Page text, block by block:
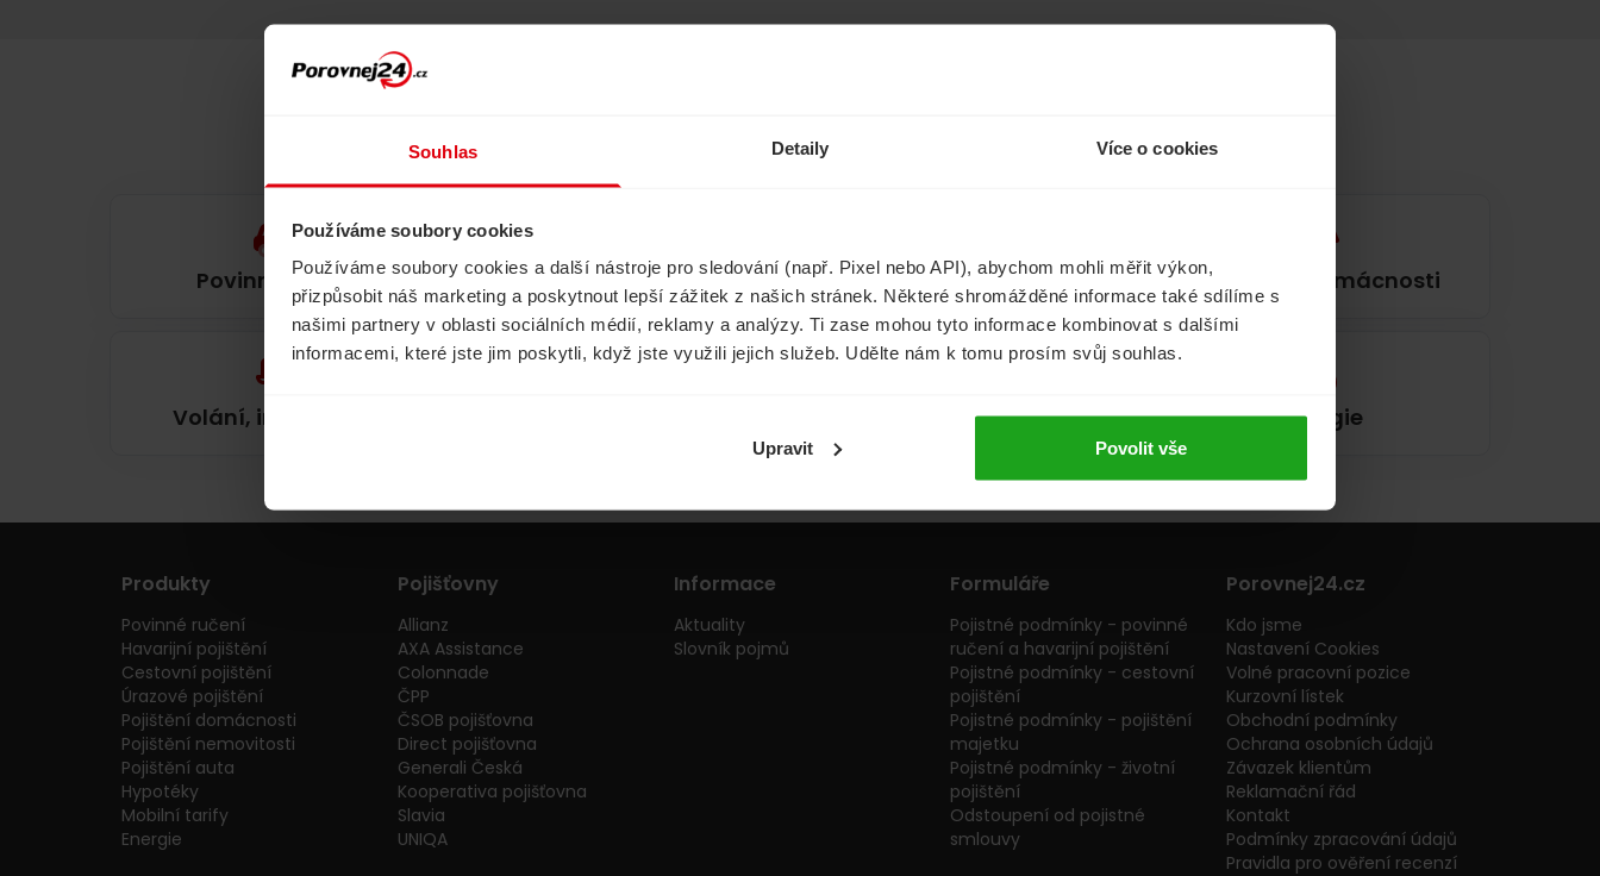
Souhlas Detaily Více o cookies
Používáme soubory cookies
Používáme soubory cookies a další nástroje pro sledování (např. Pixel nebo API), abychom mohli měřit výkon,
přizpůsobit náš marketing a poskytnout lepší zážitek z našich stránek. Některé shromážděné informace také sdílíme s
našimi partnery v oblasti sociálních médií, reklamy a analýzy. Ti zase mohou tyto informace kombinovat s dalšími
informacemi, které jste jim poskytli, když jste využili jejich služeb. Udělte nám k tomu prosím svůj souhlas.
Upravit Povolit vše
Ušetřete s námi
Povinné ručení Havarijní pojištění Cestovní pojištění Pojištění domácnosti
Volání, internet, TV Životní pojištění Energie
Produkty
Povinné ručení
Havarijní pojištění
Cestovní pojištění
Úrazové pojištění
Pojištění domácnosti
Pojištění nemovitosti
Pojištění auta
Hypotéky
Mobilní tarify
Energie
Pojišťovny
Allianz
AXA Assistance
Colonnade
ČPP
ČSOB pojišťovna
Direct pojišťovna
Generali Česká
Kooperativa pojišťovna
Slavia
UNIQA
Informace
Aktuality
Slovník pojmů
Formuláře
Pojistné podmínky - povinné
ručení a havarijní pojištění
Pojistné podmínky - cestovní
pojištění
Pojistné podmínky - pojištění
majetku
Pojistné podmínky - životní
pojištění
Odstoupení od pojistné
smlouvy
Porovnej24.cz
Kdo jsme
Nastavení Cookies
Volné pracovní pozice
Kurzovní lístek
Obchodní podmínky
Ochrana osobních údajů
Závazek klientům
Reklamační řád
Kontakt
Podmínky zpracování údajů
Pravidla pro ověření recenzí